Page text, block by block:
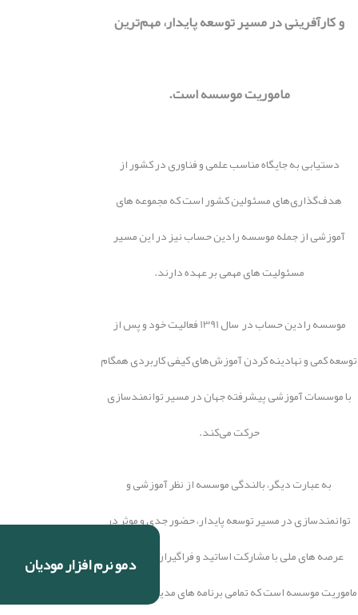
دمو نرم افزار مودیان
و کارآفرینی در مسیر توسعه پایدار، مهم‌ترین
ماموریت موسسه است.
دستیابی به جایگاه مناسب علمی و فناوری در کشور از
هدف‌گذاری‌های مسئولین کشور است که مجموعه های
آموزشی از جمله موسسه رادین حساب نیز در این مسیر
مسئولیت های مهمی بر عهده دارند.
موسسه رادین حساب در سال 1391 فعالیت خود و پس از
توسعه کمی و نهادینه کردن آموزش‌های کیفی کاربردی همگام
با موسسات آموزشی پیشرفته جهان در مسیر توانمندسازی
حرکت می‌کند.
به عبارت دیگر، بالندگی موسسه از نظر آموزشی و
توانمندسازی در مسیر توسعه پایدار، حضور جدی و موثر در
عرصه های ملی با مشارکت اساتید و فراگیران، مهم‌ترین
ماموریت موسسه است که تمامی برنامه های مدیریتی و اجرایی